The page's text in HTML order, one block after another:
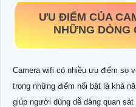
ƯU ĐIỂM CỦA
NHỮNG DÒNG
Camera wifi có nhiều ưu điểm so
trong những điểm nổi bật là khả
giúp người dùng dễ dàng quan